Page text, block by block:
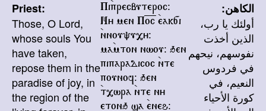
Priest:
Those, O Lord,
whose souls You
have taken,
repose them in the
paradise of joy, in
the region of the
Pi`precbuteroc@
Ny men P=o=c `eak[i
`nnou'u,y@
ma`mton nwou@ qen
piparadicoc `nte
pounof@ qen
`t,wra `nte ny
etonq sa `eneh@
الكاهن:
أولئك يا رب،
الذين أخذت
نفوسهم، نيحهم
في فردوس
النعيم، في
كورة الأحياء